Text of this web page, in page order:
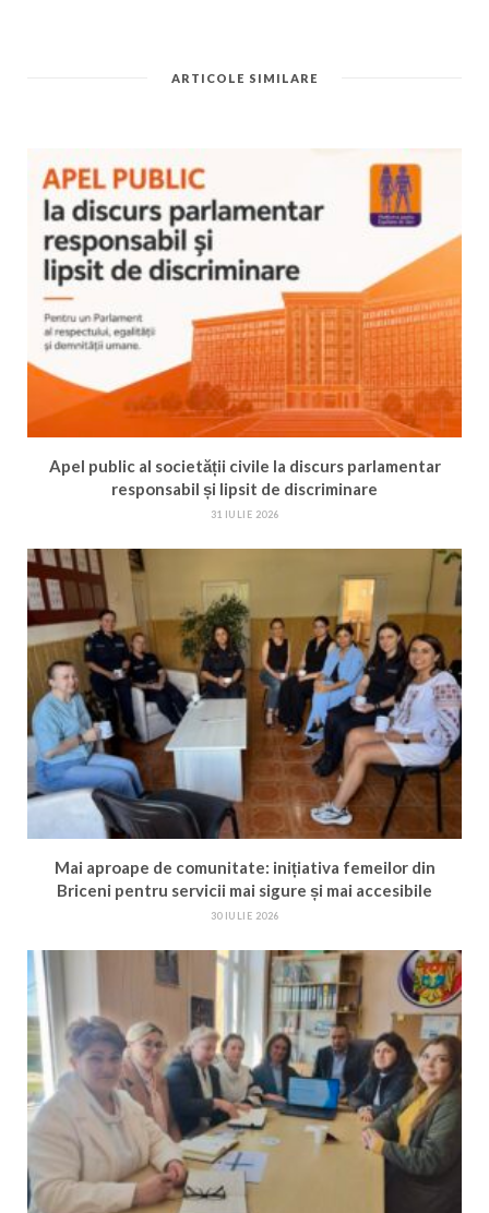
ARTICOLE SIMILARE
Apel public al societății civile la discurs parlamentar
responsabil și lipsit de discriminare
31 IULIE 2026
Mai aproape de comunitate: inițiativa femeilor din
Briceni pentru servicii mai sigure și mai accesibile
30 IULIE 2026